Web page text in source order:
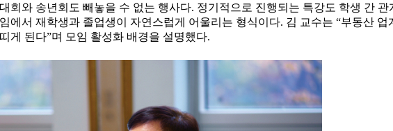
회와 송년회도 빼놓을 수 없는 행사다. 정기적으로 진행되는 특강도 학생 간
서 재학생과 졸업생이 자연스럽게 어울리는 형식이다. 김 교수는 “부동산 업
게 된다”며 모임 활성화 배경을 설명했다.